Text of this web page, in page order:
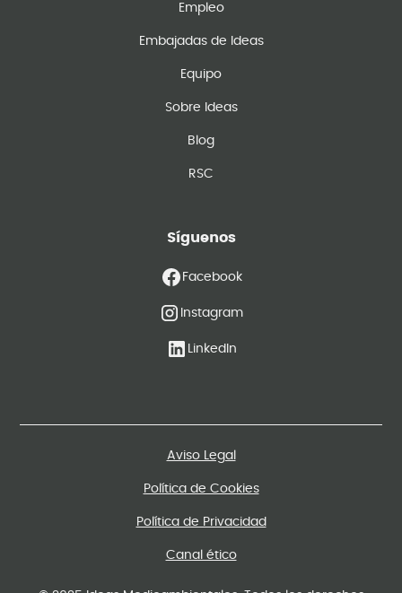
Empleo
Embajadas de Ideas
Equipo
Sobre Ideas
Blog
RSC
Síguenos
Facebook
Instagram
LinkedIn
Aviso Legal
Política de Cookies
Política de Privacidad
Canal ético